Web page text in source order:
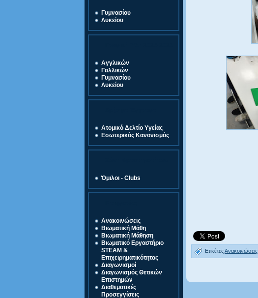
Γυμνασίου
Λυκείου
Αγγλικών
Γαλλικών
Γυμνασίου
Λυκείου
Ατομικό Δελτίο Υγείας
Εσωτερικός Κανονισμός
Όμιλοι - Clubs
Ανακοινώσεις
Βιωματική Μάθη
Βιωματική Μάθηση
Βιωματικό Εργαστήριο
STEAM &
Επιχειρηματικότητας
Διαγωνισμοί
Διαγωνισμός Θετικών
Επιστημών
Διαθεματικές
Προσεγγίσεις
ΕτικέτεςΑνακοινώσεις